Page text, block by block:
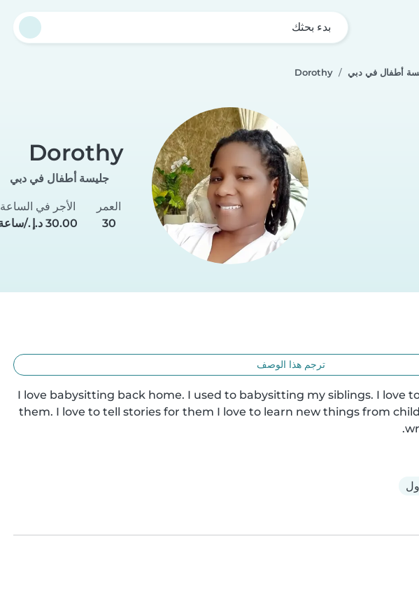
بدء بحثك
أطفال في دبي Dorothy
Dorothy
جليسة أطفال في دبي
العمر
30
الأجر في الساعة
ترجم هذا الوصف
I love babysitting back home. I used to babysitting my siblings. I love
them. I love to tell stories for them I love to learn new things from